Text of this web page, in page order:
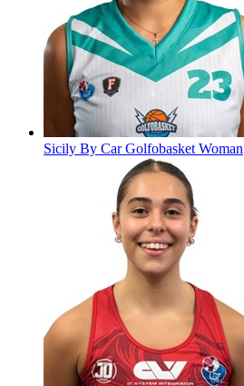
Sicily By Car Golfobasket Woman